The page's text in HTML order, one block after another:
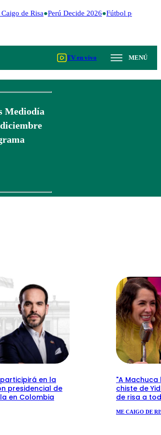
de Risa Perú Decide 2026 Fútbol peruano
TV en vivo MENÚ
Mediodía
diciembre
en la
presidencial de
en Colombia
"A Machuca
chiste de
de risa a
ME CAIGO DE